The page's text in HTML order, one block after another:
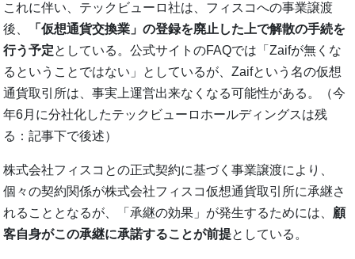
これに伴い、テックビューロ社は、フィスコへの事業譲渡
後、
「仮想通貨交換業」の登録を廃止した上で解散の手続を
行う予定としている。公式サイトのFAQでは「Zaifが無くな
るということではない」としているが、Zaifという名の仮想
通貨取引所は、事実上運営出来なくなる可能性がある。（今
年6月に分社化したテックビューロホールディングスは残
る：記事下で後述）
株式会社フィスコとの正式契約に基づく事業譲渡により、
個々の契約関係が株式会社フィスコ仮想通貨取引所に承継さ
れることとなるが、「承継の効果」が発生するためには、 顧
客自身がこの承継に承諾することが前提としている。